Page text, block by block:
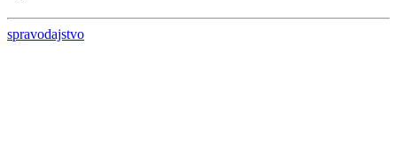
spravodajstvo